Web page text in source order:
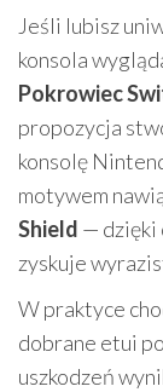
Jeśli lubisz
konsola
Pokrowiec
propozycja
konsolę
motywem
Shield — dzięki
zyskuje
W praktyce
dobrane etui
uszkodzeń